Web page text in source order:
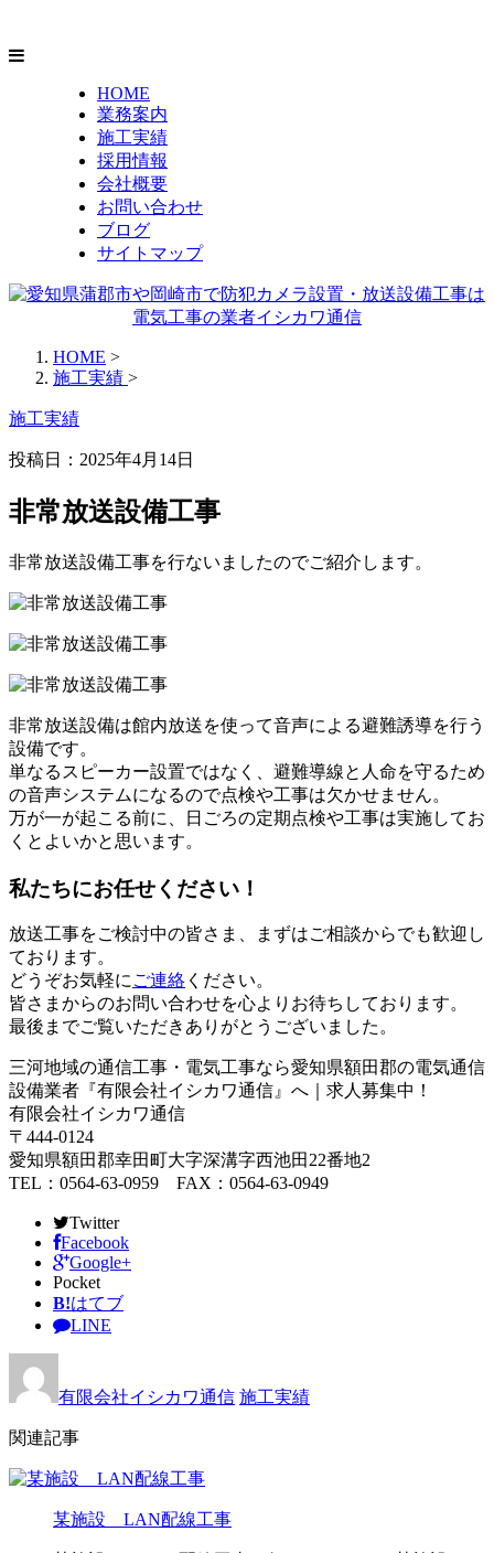
HOME
業務案内
施工実績
採用情報
会社概要
お問い合わせ
ブログ
サイトマップ
HOME >
施工実績 >
施工実績
投稿日：2025年4月14日
非常放送設備工事
非常放送設備工事を行ないましたのでご紹介します。
非常放送設備は館内放送を使って音声による避難誘導を行う
設備です。
単なるスピーカー設置ではなく、避難導線と人命を守るため
の音声システムになるので点検や工事は欠かせません。
万が一が起こる前に、日ごろの定期点検や工事は実施してお
くとよいかと思います。
私たちにお任せください！
放送工事をご検討中の皆さま、まずはご相談からでも歓迎し
ております。
どうぞお気軽に ご連絡 ください。
皆さまからのお問い合わせを心よりお待ちしております。
最後までご覧いただきありがとうございました。
三河地域の通信工事・電気工事なら愛知県額田郡の電気通信
設備業者『有限会社イシカワ通信』へ｜求人募集中！
有限会社イシカワ通信
〒444-0124
愛知県額田郡幸田町大字深溝字西池田22番地2
TEL：0564-63-0959 FAX：0564-63-0949
Twitter
Facebook
Google+
Pocket
B!はてブ
LINE
有限会社イシカワ通信 施工実績
関連記事
某施設 LAN配線工事